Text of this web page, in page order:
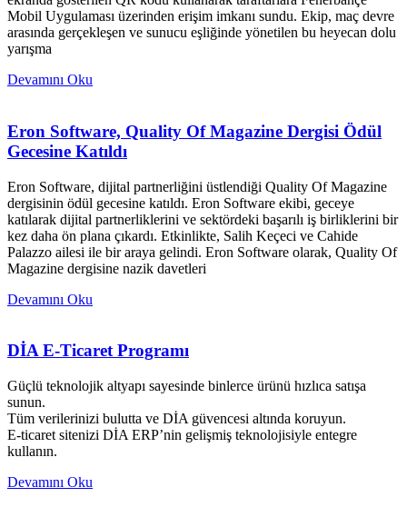
Mobil Uygulaması üzerinden erişim imkanı sundu. Ekip, maç devre
arasında gerçekleşen ve sunucu eşliğinde yönetilen bu heyecan dolu
yarışma
Devamını Oku
Eron Software, Quality Of Magazine Dergisi Ödül
Gecesine Katıldı
Eron Software, dijital partnerliğini üstlendiği Quality Of Magazine
dergisinin ödül gecesine katıldı. Eron Software ekibi, geceye
katılarak dijital partnerliklerini ve sektördeki başarılı iş birliklerini bir
kez daha ön plana çıkardı. Etkinlikte, Salih Keçeci ve Cahide
Palazzo ailesi ile bir araya gelindi. Eron Software olarak, Quality Of
Magazine dergisine nazik davetleri
Devamını Oku
DİA E-Ticaret Programı
Güçlü teknolojik altyapı sayesinde binlerce ürünü hızlıca satışa
sunun.
Tüm verilerinizi bulutta ve DİA güvencesi altında koruyun.
E-ticaret sitenizi DİA ERP’nin gelişmiş teknolojisiyle entegre
kullanın.
Devamını Oku